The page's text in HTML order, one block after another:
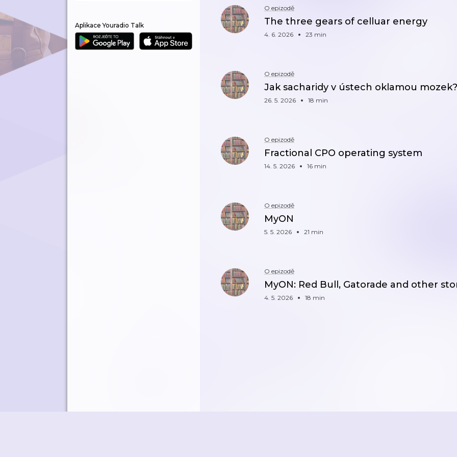
Aplikace Youradio Talk
O epizodě
The three gears of celluar energy
4. 6. 2026 23 min
O epizodě
Jak sacharidy v ústech oklamou mozek?
26. 5. 2026 18 min
O epizodě
Fractional CPO operating system
14. 5. 2026 16 min
O epizodě
MyON
5. 5. 2026 21 min
O epizodě
MyON: Red Bull, Gatorade and other
4. 5. 2026 18 min